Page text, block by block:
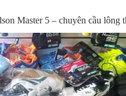
Master 5 – chuyên cầu lông